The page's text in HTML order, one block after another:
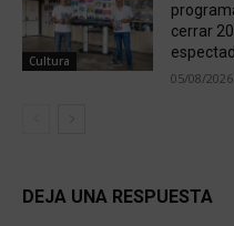
Cultura
cerrar
05/08/2026
DEJA UNA RESPUESTA